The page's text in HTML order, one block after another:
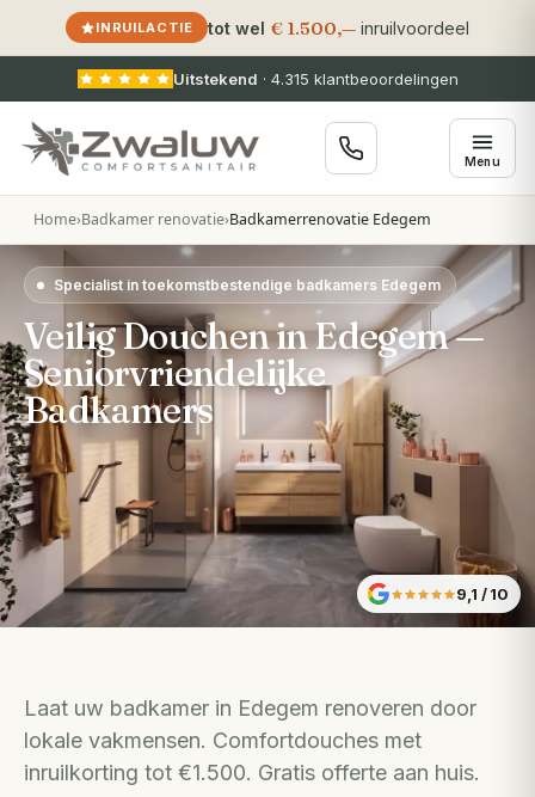
INRUILACTIE tot wel € 1.500,— inruilvoordeel
Uitstekend · 4.315 klantbeoordelingen
Menu
Home›Badkamer renovatie›Badkamerrenovatie Edegem
Specialist in toekomstbestendige badkamers Edegem
Veilig Douchen in Edegem —
Seniorvriendelijke
Badkamers
9,1 / 10
Laat uw badkamer in Edegem renoveren door
lokale vakmensen. Comfortdouches met
inruilkorting tot €1.500. Gratis offerte aan huis.